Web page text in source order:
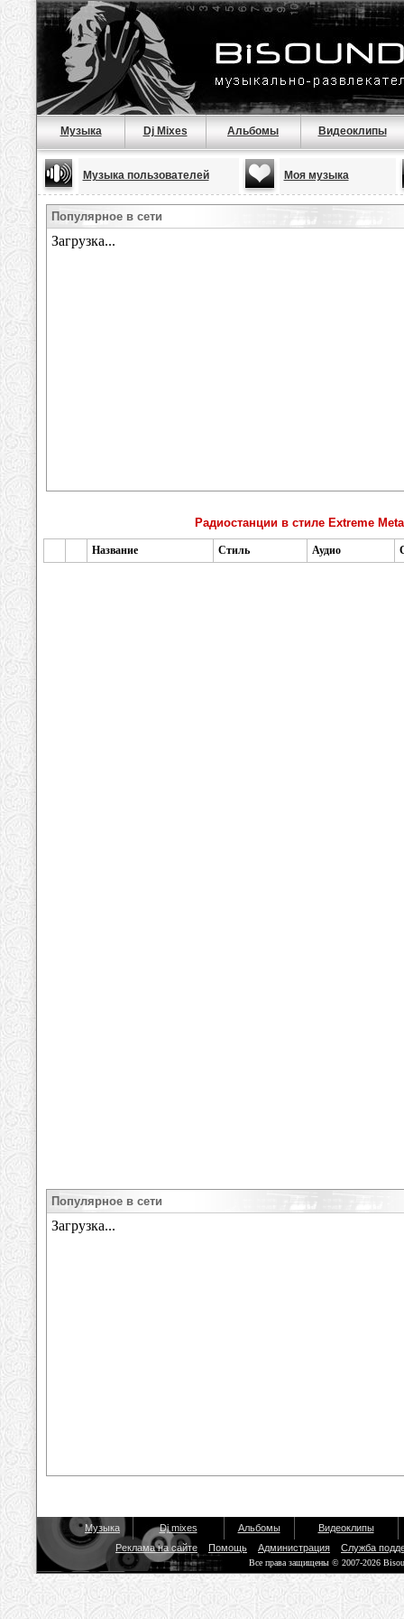
Музыка Dj Mixes Альбомы Видеоклипы
Музыка пользователей Моя музыка
Популярное в сети
Радиостанции в стиле Extreme
Название Стиль Аудио
Популярное в сети
Музыка Dj mixes Альбомы
Видеоклипы
Реклама на сайте
Помощь Администрация Служба
Все права защищены © 2007-2026